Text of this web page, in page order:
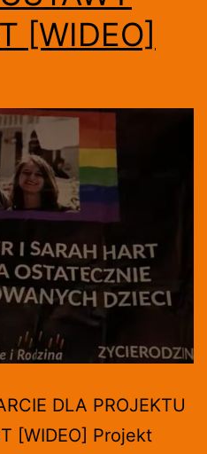
[WIDEO]
DLA PROJEKTU
[WIDEO] Projekt